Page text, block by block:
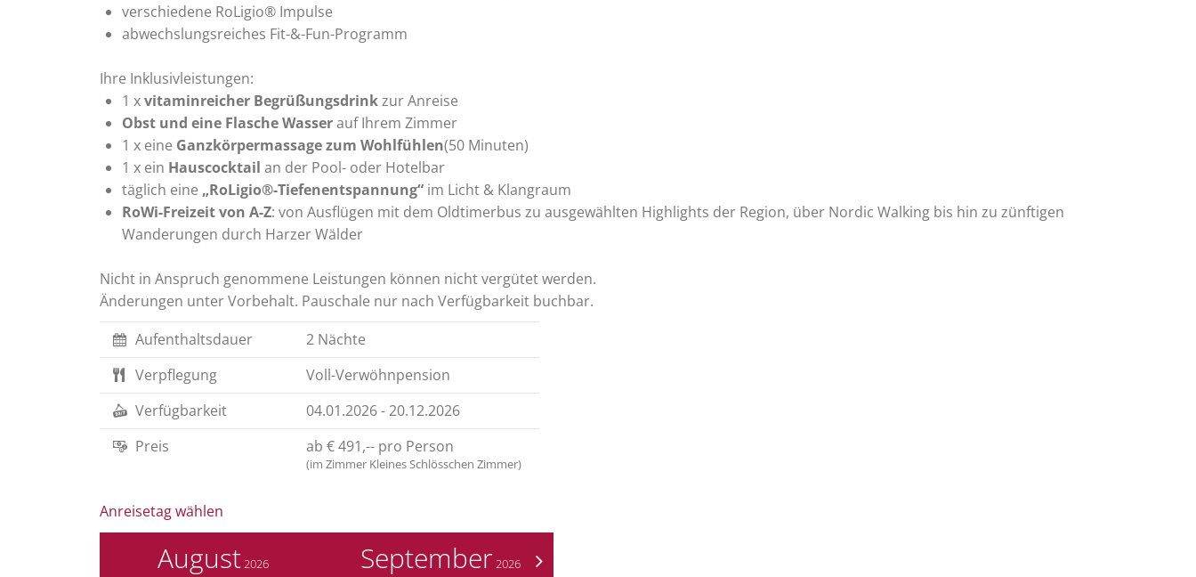
verschiedene RoLigio® Impulse
abwechslungsreiches Fit-&-Fun-Programm
Ihre Inklusivleistungen:
1 xvitaminreicher Begrüßungsdrinkzur Anreise
Obst und eine Flasche Wasserauf Ihrem Zimmer
1 x eine Ganzkörpermassage zum Wohlfühlen(50 Minuten)
1 x ein Hauscocktail an der Pool- oder Hotelbar
täglich eine „RoLigio®-Tiefenentspannung“ im Licht & Klangraum
RoWi-Freizeit von A-Z: von Ausflügen mit dem Oldtimerbus zu ausgewählten Highlights der Region, über Nordic Walking bis hin zu zünftigen
Wanderungen durch Harzer Wälder
Nicht in Anspruch genommene Leistungen können nicht vergütet werden.
Änderungen unter Vorbehalt. Pauschale nur nach Verfügbarkeit buchbar.
Aufenthaltsdauer
2 Nächte
Verpflegung
Voll-Verwöhnpension
Verfügbarkeit
04.01.2026-20.12.2026
Preis
ab € 491,-- pro Person
(im Zimmer Kleines Schlösschen Zimmer)
Anreisetag wählen
August2026 >
September2026